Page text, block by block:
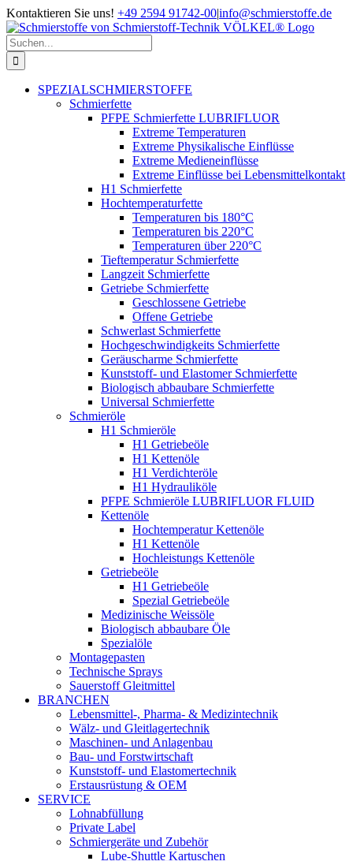
Zum
Inhalt
springen
Kontaktieren Sie uns! +49 2594 91742-00|info@schmierstoffe.de
Suche
nach:
SPEZIALSCHMIERSTOFFE
Schmierfette
PFPE Schmierfette LUBRIFLUOR
Extreme Temperaturen
Extreme Physikalische Einflüsse
Extreme Medieneinflüsse
Extreme Einflüsse bei Lebensmittelkontakt
H1 Schmierfette
Hochtemperaturfette
Temperaturen bis 180°C
Temperaturen bis 220°C
Temperaturen über 220°C
Tieftemperatur Schmierfette
Langzeit Schmierfette
Getriebe Schmierfette
Geschlossene Getriebe
Offene Getriebe
Schwerlast Schmierfette
Hochgeschwindigkeits Schmierfette
Geräuscharme Schmierfette
Kunststoff- und Elastomer Schmierfette
Biologisch abbaubare Schmierfette
Universal Schmierfette
Schmieröle
H1 Schmieröle
H1 Getriebeöle
H1 Kettenöle
H1 Verdichteröle
H1 Hydrauliköle
PFPE Schmieröle LUBRIFLUOR FLUID
Kettenöle
Hochtemperatur Kettenöle
H1 Kettenöle
Hochleistungs Kettenöle
Getriebeöle
H1 Getriebeöle
Spezial Getriebeöle
Medizinische Weissöle
Biologisch abbaubare Öle
Spezialöle
Montagepasten
Technische Sprays
Sauerstoff Gleitmittel
BRANCHEN
Lebensmittel-, Pharma- & Medizintechnik
Wälz- und Gleitlagertechnik
Maschinen- und Anlagenbau
Bau- und Forstwirtschaft
Kunststoff- und Elastomertechnik
Erstausrüstung & OEM
SERVICE
Lohnabfüllung
Private Label
Schmiergeräte und Zubehör
Lube-Shuttle Kartuschen